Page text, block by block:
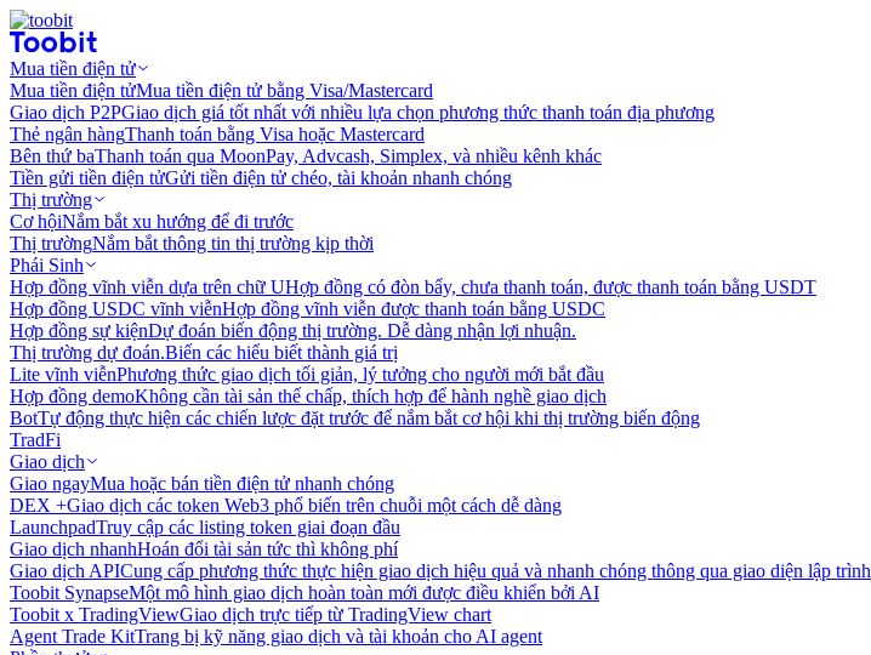
Mua tiền điện tử
Mua tiền điện tửMua tiền điện tử bằng Visa/Mastercard
Giao dịch P2PGiao dịch giá tốt nhất với nhiều lựa chọn phương thức thanh toán địa phương
Thẻ ngân hàngThanh toán bằng Visa hoặc Mastercard
Bên thứ baThanh toán qua MoonPay, Advcash, Simplex, và nhiều kênh khác
Tiền gửi tiền điện tửGửi tiền điện tử chéo, tài khoản nhanh chóng
Thị trường
Cơ hộiNắm bắt xu hướng để đi trước
Thị trườngNắm bắt thông tin thị trường kịp thời
Phái Sinh
Hợp đồng vĩnh viễn dựa trên chữ UHợp đồng có đòn bẩy, chưa thanh toán, được thanh toán bằng USDT
Hợp đồng USDC vĩnh viễnHợp đồng vĩnh viễn được thanh toán bằng USDC
Hợp đồng sự kiệnDự đoán biến động thị trường. Dễ dàng nhận lợi nhuận.
Thị trường dự đoán.Biến các hiểu biết thành giá trị
Lite vĩnh viễnPhương thức giao dịch tối giản, lý tưởng cho người mới bắt đầu
Hợp đồng demoKhông cần tài sản thế chấp, thích hợp để hành nghề giao dịch
BotTự động thực hiện các chiến lược đặt trước để nắm bắt cơ hội khi thị trường biến động
TradFi
Giao dịch
Giao ngayMua hoặc bán tiền điện tử nhanh chóng
DEX +Giao dịch các token Web3 phổ biến trên chuỗi một cách dễ dàng
LaunchpadTruy cập các listing token giai đoạn đầu
Giao dịch nhanhHoán đổi tài sản tức thì không phí
Giao dịch APICung cấp phương thức thực hiện giao dịch hiệu quả và nhanh chóng thông qua giao diện lập trình
Toobit SynapseMột mô hình giao dịch hoàn toàn mới được điều khiển bởi AI
Toobit x TradingViewGiao dịch trực tiếp từ TradingView chart
Agent Trade KitTrang bị kỹ năng giao dịch và tài khoản cho AI agent